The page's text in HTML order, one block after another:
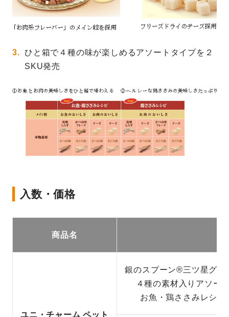
ひと箱で４種の味が楽しめるアソートタイプを２
SKU発売
入数・価格
商品名
ユニ・チャーム ペット
銀のスプーン®三ツ星グル
４種の素材入りアソー
お魚・鶏ささみレシピ